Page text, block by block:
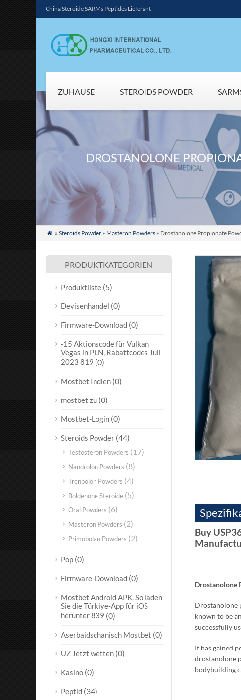
China Steroide SARMs Peptides Lieferant
ZUHAUSE STEROIDS POWDER
DROSTANOLONE
 » Steroids Powder» Masteron Powders » Drostanolone Propionate
Buy
Drostanolone
Drostanolone
known to be
successfully
It has gained
drostanolone
bodybuilding
PRODUKTKATEGORIEN
Produktliste (5)
Devisenhandel (0)
Firmware-Download (0)
-15 Aktionscode für Vulkan
Vegas in PLN, Rabattcodes Juli
2023 819 (0)
Mostbet Indien (0)
mostbet zu (0)
Mostbet-Login (0)
Steroids Powder (44)
Testosteron Powders (17)
Nandrolon Powders (8)
Trenbolon Powders (4)
Boldenone Steroide (5)
Oral Powders (6)
Masteron Powders (2)
Primobolan Powders (2)
Pop (0)
Firmware-Download (0)
Mostbet Android APK, So laden
Sie die Türkiye-App für iOS
herunter 839 (0)
Aserbaidschanisch Mostbet (0)
UZ Jetzt wetten (0)
Kasino (0)
Peptid (34)